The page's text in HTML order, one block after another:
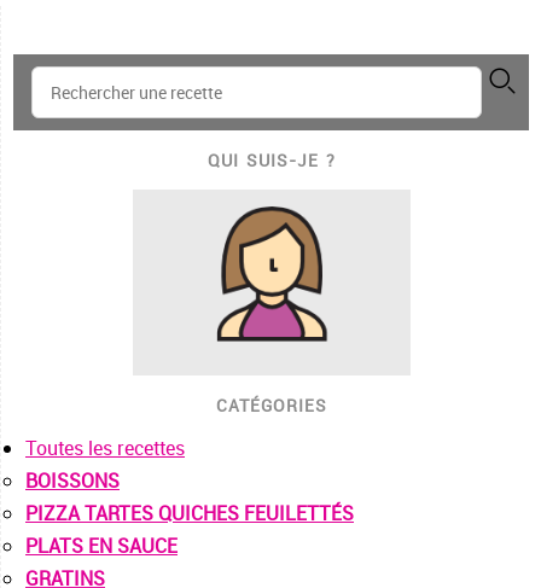
QUI SUIS-JE ?
CATÉGORIES
Toutes les recettes
BOISSONS
PIZZA TARTES QUICHES FEUILETTÉS
PLATS EN SAUCE
GRATINS